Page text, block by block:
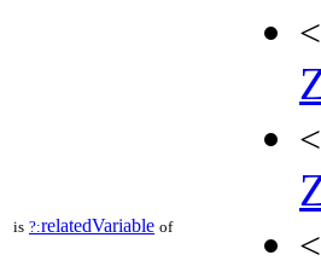
is ?:relatedVariable of
<
<
<